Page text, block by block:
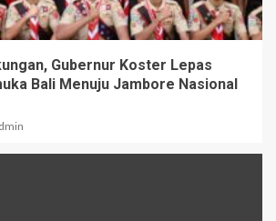
Gubernur Koster Lepas
Bali Menuju Jambore Nasional